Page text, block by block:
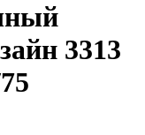
3313